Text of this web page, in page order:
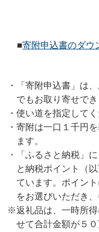
■寄附申込書のダウ
・「寄附申込書」は
でもお取り寄せでき
・使い道を指定してく
・寄附は一口１千円
ます。
・「ふるさと納税」
と納税ポイント（
ています。ポイン
をお選びいただき
※返礼品は、一時所
せて合計金額が５